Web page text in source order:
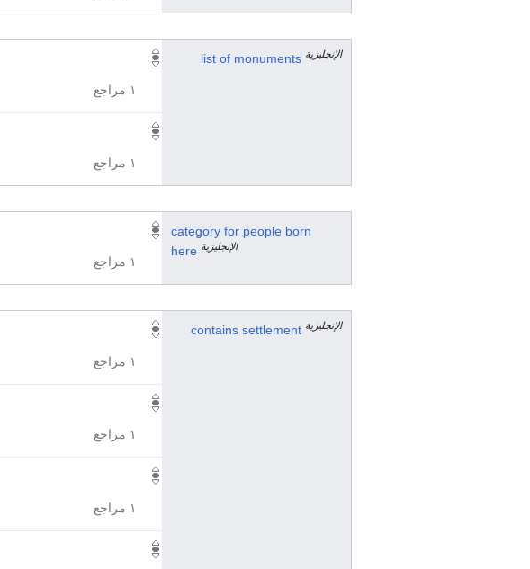
list of monuments الإنجليزية
١ مراجع
١ مراجع
category for people born
here الإنجليزية
١ مراجع
contains settlement الإنجليزية
١ مراجع
١ مراجع
١ مراجع